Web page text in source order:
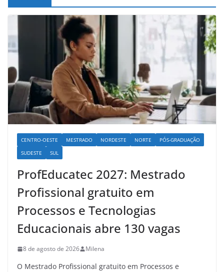
CENTRO-OESTE MESTRADO NORDESTE NORTE
PÓS-GRADUAÇÃO
SUDESTE
SUL
ProfEducatec 2027: Mestrado
Profissional gratuito em
Processos e Tecnologias
Educacionais abre 130 vagas
8 de agosto de 2026 Milena
O Mestrado Profissional gratuito em Processos e